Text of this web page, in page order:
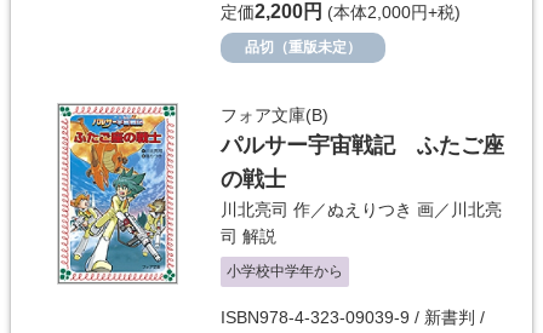
定価2,200円 (本体2,000円+税)
品切（重版未定）
フォア文庫(B)
パルサー宇宙戦記 ふたご座
の戦士
川北亮司 作／ぬえりつき 画／ 川北亮
司 解説
小学校中学年から
ISBN978-4-323-09039-9 / 新書判 /